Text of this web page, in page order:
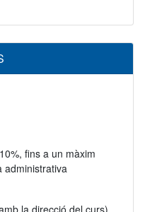
fins a un màxim
administrativa